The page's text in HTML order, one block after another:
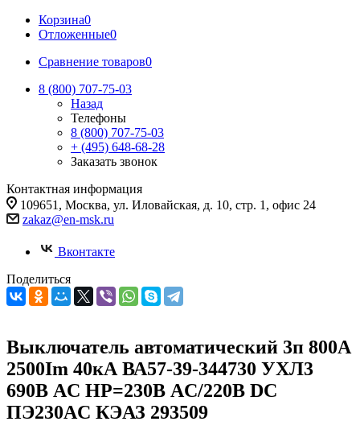
Корзина0
Отложенные0
Сравнение товаров0
8 (800) 707-75-03
Назад
Телефоны
8 (800) 707-75-03
+ (495) 648-68-28
Заказать звонок
Контактная информация
109651, Москва, ул. Иловайская, д. 10, стр. 1, офис 24
zakaz@en-msk.ru
Вконтакте
Поделиться
Выключатель автоматический 3п 800А
2500Im 40кА ВА57-39-344730 УХЛ3
690В AC НР=230В AC/220В DC
ПЭ230AC КЭАЗ 293509